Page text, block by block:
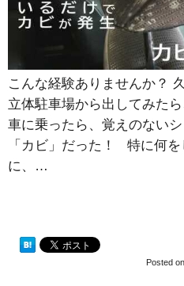
こんな経験ありませんか？
立体駐車場から出してみた
車に乗ったら、覚えのない
「カビ」だった！ 特に何
に、…
Posted on